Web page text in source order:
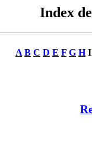
Index
A B C D E F G HI